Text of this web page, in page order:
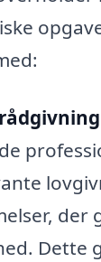
der
Dette